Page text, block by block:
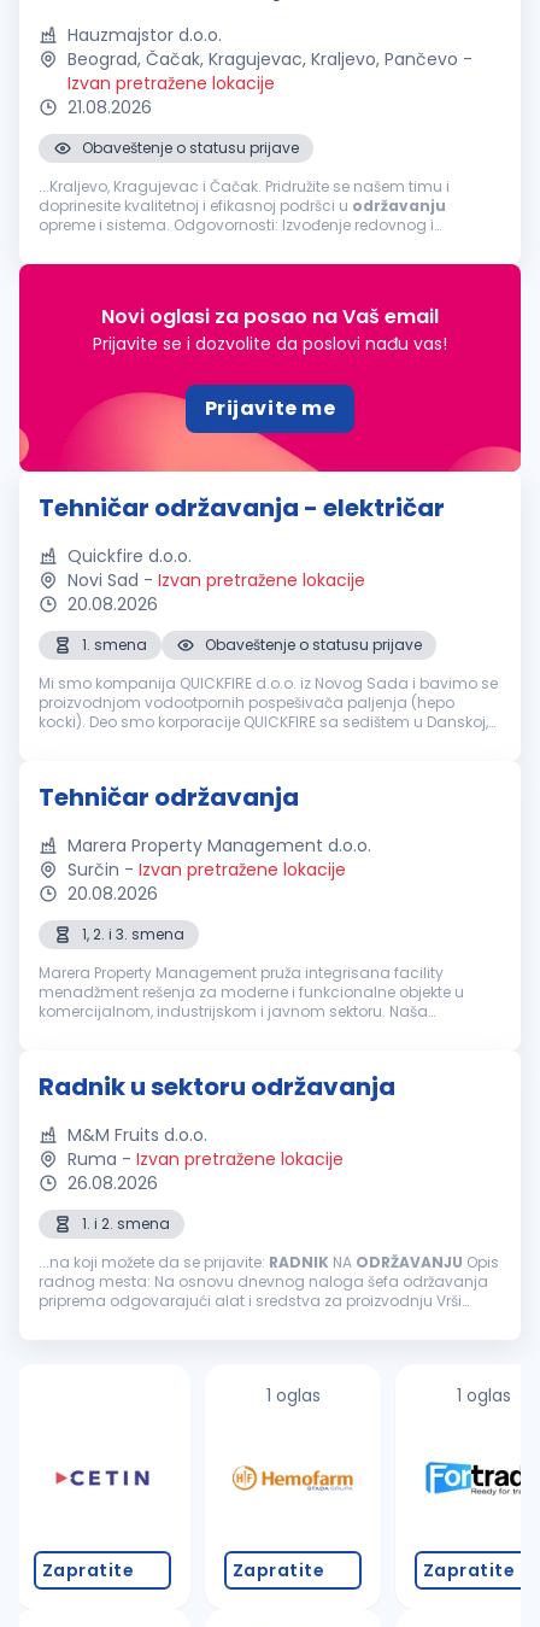
Hauzmajstor d.o.o.
Beograd, Čačak, Kragujevac, Kraljevo, Pančevo -
Izvan pretražene lokacije
21.08.2026
Obaveštenje o statusu prijave
...Kraljevo, Kragujevac i Čačak. Pridružite se našem timu i
doprinesite kvalitetnoj i efikasnoj podršci u održavanju
opreme i sistema. Odgovornosti: Izvođenje redovnog i
kvarova na mašinama i opremi...
Novi oglasi za posao na Vaš email
Prijavite se i dozvolite da poslovi nađu vas!
Prijavite me
Tehničar održavanja - električar
Quickfire d.o.o.
Novi Sad - Izvan pretražene lokacije
20.08.2026
1. smena
Obaveštenje o statusu prijave
Mi smo kompanija QUICKFIRE d.o.o. iz Novog Sada i bavimo se
proizvodnjom vodootpornih pospešivača paljenja (hepo
kocki). Deo smo korporacije QUICKFIRE sa sedištem u Danskoj,
Tehničar održavanja
Marera Property Management d.o.o.
Surčin - Izvan pretražene lokacije
20.08.2026
1, 2. i 3. smena
Marera Property Management pruža integrisana facility
menadžment rešenja za moderne i funkcionalne objekte u
komercijalnom, industrijskom i javnom sektoru. Naša
Radnik u sektoru održavanja
M&M Fruits d.o.o.
Ruma - Izvan pretražene lokacije
26.08.2026
1. i 2. smena
...na koji možete da se prijavite: RADNIK NA ODRŽAVANJU Opis
radnog mesta: Na osnovu dnevnog naloga šefa održavanja
priprema odgovarajući alat i sredstva za proizvodnju Vrši
održavanju
Zapratite
1 oglas
Zapratite
1 oglas
Zapratite